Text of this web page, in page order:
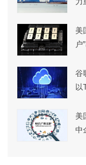
美
户
谷
以
美
中